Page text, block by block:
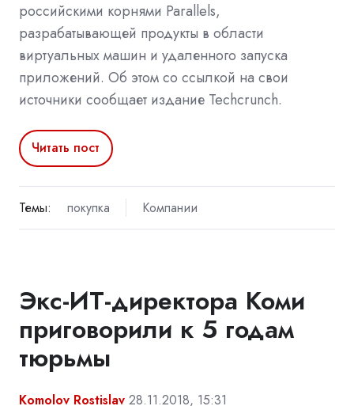
российскими корнями Parallels,
разрабатывающей продукты в области
виртуальных машин и удаленного запуска
приложений. Об этом со ссылкой на свои
источники сообщает издание Techcrunch.
Читать пост
Темы: покупка Компании
Экс-ИТ-директора Коми
приговорили к 5 годам
тюрьмы
Komolov Rostislav 28.11.2018, 15:31